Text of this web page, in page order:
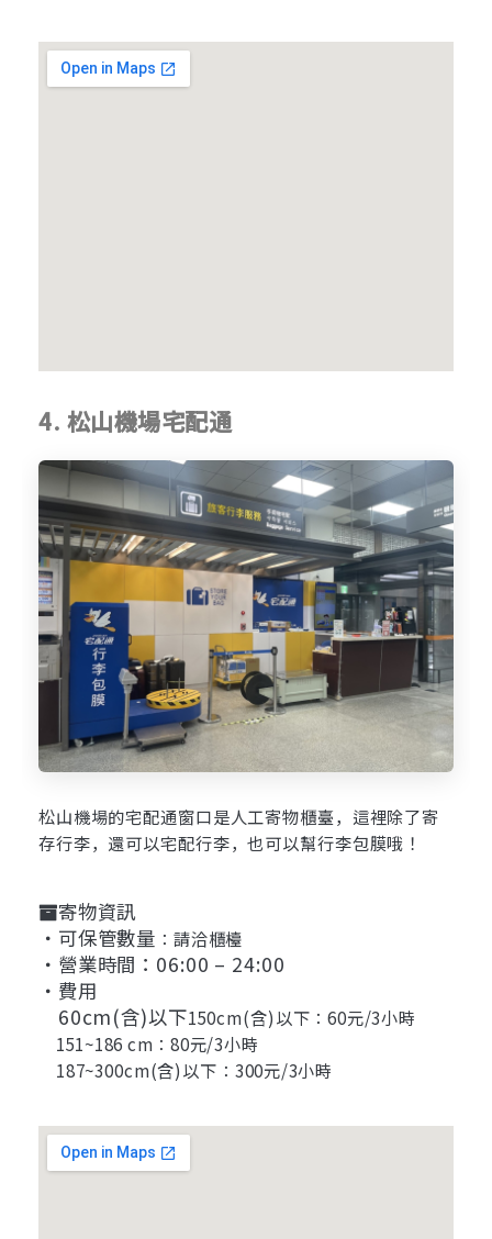
4. 松山機場宅配通
松山機場的宅配通窗口是人工寄物櫃臺，這裡除了寄
存行李，還可以宅配行李，也可以幫行李包膜哦！
寄物資訊
・可保管數量 ：請洽櫃檯
・營業時間：06:00 – 24:00
・費用
60cm(含)以下150cm(含)以下 ：60元/3小時
151~186 cm：80元/3小時
187~300cm(含)以下 ：300元/3小時